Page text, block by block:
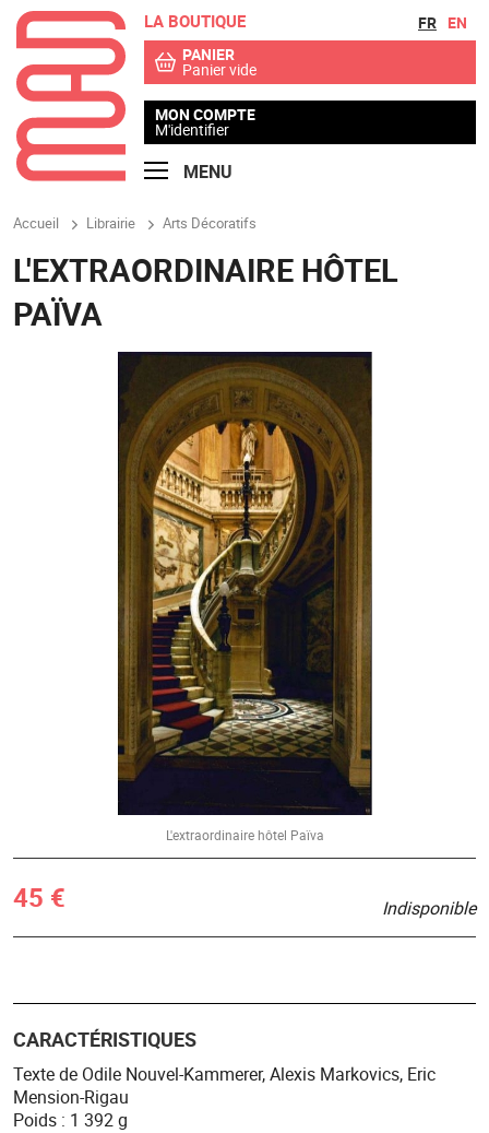
Aller au menu
Aller au contenu FR EN
LA BOUTIQUE
PANIER
Panier vide
MON COMPTE
M'identifier
MENU
Accueil Librairie Arts Décoratifs
L'EXTRAORDINAIRE HÔTEL
PAÏVA
L'extraordinaire hôtel Païva
45 € Indisponible
CARACTÉRISTIQUES
Texte de Odile Nouvel-Kammerer, Alexis Markovics, Eric
Mension-Rigau
Poids : 1 392 g